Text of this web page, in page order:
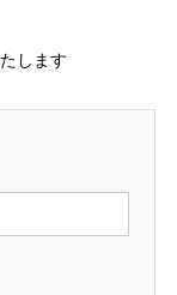
します